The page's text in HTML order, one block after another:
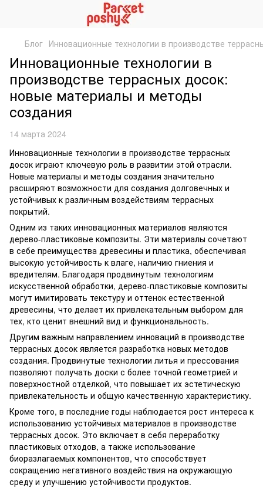
Блог Инновационные технологии в производстве
Инновационные технологии в
производстве террасных досок:
новые материалы и методы
создания
14 марта 2024
Инновационные технологии в производстве террасных
досок играют ключевую роль в развитии этой отрасли.
Новые материалы и методы создания значительно
расширяют возможности для создания долговечных и
устойчивых к различным воздействиям террасных
покрытий.
Одним из таких инновационных материалов являются
дерево-пластиковые композиты. Эти материалы сочетают
в себе преимущества древесины и пластика, обеспечивая
высокую устойчивость к влаге, наличию гниения и
вредителям. Благодаря продвинутым технологиям
искусственной обработки, дерево-пластиковые композиты
могут имитировать текстуру и оттенок естественной
древесины, что делает их привлекательным выбором для
тех, кто ценит внешний вид и функциональность.
Другим важным направлением инноваций в производстве
террасных досок является разработка новых методов
создания. Продвинутые технологии литья и прессования
позволяют получать доски с более точной геометрией и
поверхностной отделкой, что повышает их эстетическую
привлекательность и общую качественную характеристику.
Кроме того, в последние годы наблюдается рост интереса к
использованию устойчивых материалов в производстве
террасных досок. Это включает в себя переработку
пластиковых отходов, а также использование
биоразлагаемых компонентов, что способствует
сокращению негативного воздействия на окружающую
среду и улучшению устойчивости продуктов.